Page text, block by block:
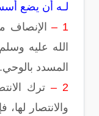
لـه أن يضع
1 –
الإنصاف
الله عليه
المسدد بالوحي.
2 –
ترك
والانتصار